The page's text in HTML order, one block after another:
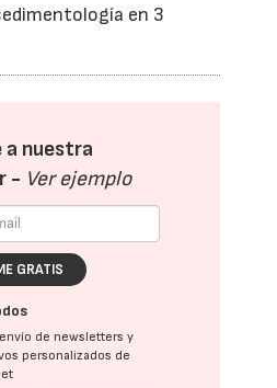
en 3
a nuestra
- Ver ejemplo
GRATIS
de newsletters y
personalizados de